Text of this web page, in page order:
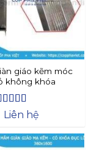
giáo kẽm móc
không khóa
Được xếp
sao
Liên hệ